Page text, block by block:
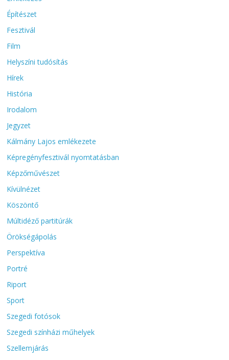
Építészet
Fesztivál
Film
Helyszíni tudósítás
Hírek
História
Irodalom
Jegyzet
Kálmány Lajos emlékezete
Képregényfesztivál nyomtatásban
Képzőművészet
Kívülnézet
Köszöntő
Múltidéző partitúrák
Örökségápolás
Perspektíva
Portré
Riport
Sport
Szegedi fotósok
Szegedi színházi műhelyek
Szellemjárás